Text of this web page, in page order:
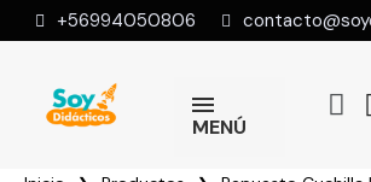
+56994050806
MENÚ